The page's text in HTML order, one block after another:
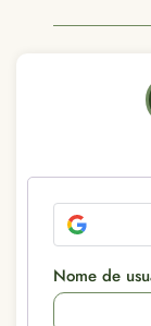
Nome de
Endereço
Um link para